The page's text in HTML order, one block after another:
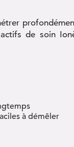
de soin
à démêler